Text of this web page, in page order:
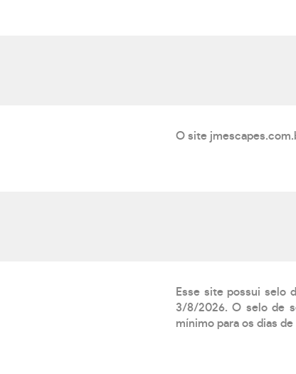
O site
Esse site possui selo
3/8/2026. O selo de
mínimo para os dias